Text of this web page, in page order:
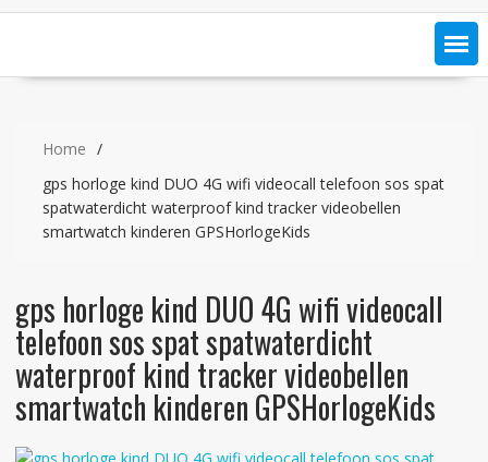
Home
gps horloge kind DUO 4G wifi videocall telefoon sos spat
spatwaterdicht waterproof kind tracker videobellen
smartwatch kinderen GPSHorlogeKids
gps horloge kind DUO 4G wifi videocall
telefoon sos spat spatwaterdicht
waterproof kind tracker videobellen
smartwatch kinderen GPSHorlogeKids